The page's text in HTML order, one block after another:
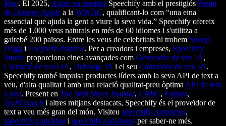
Mac. El 2025, Apple va premiarSpeechify amb el prestigiós Premi
de Disseny Apple a la WWDC, qualificant-lo com “una eina
essencial que ajuda la gent a viure la seva vida.” Speechify ofereix
més de 1.000 veus naturals en més de 60 idiomes i s'utilitza a
gairebé 200 països. Entre les veus de celebritats hi trobem Snoop
Dogg i Gwyneth Paltrow. Per a creadors i empreses, Speechify
Studio proporciona eines avançades com Generador de veu IA,
Clonació de veus IA, Doblatge IAi el seu Canviador de veu IA.
Speechify també impulsa productes líders amb la seva API de text a
veu, d'alta qualitat i amb una relació qualitat-preu òptimaAPI de text
a veu. Present en The Wall Street Journal, CNBC, Forbes,
TechCrunch i altres mitjans destacats, Speechify és el proveïdor de
text a veu més gran del món. Visiteu speechify.com/news,
speechify.com/blog i speechify.com/press per saber-ne més.